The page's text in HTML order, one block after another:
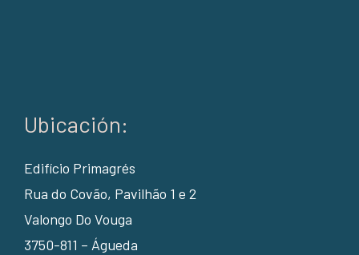
Ubicación:
Edifício Primagrés
Rua do Covão, Pavilhão 1 e 2
Valongo Do Vouga
3750-811 – Águeda